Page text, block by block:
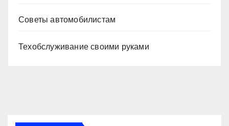
Советы автомобилистам
Техобслуживание своими руками